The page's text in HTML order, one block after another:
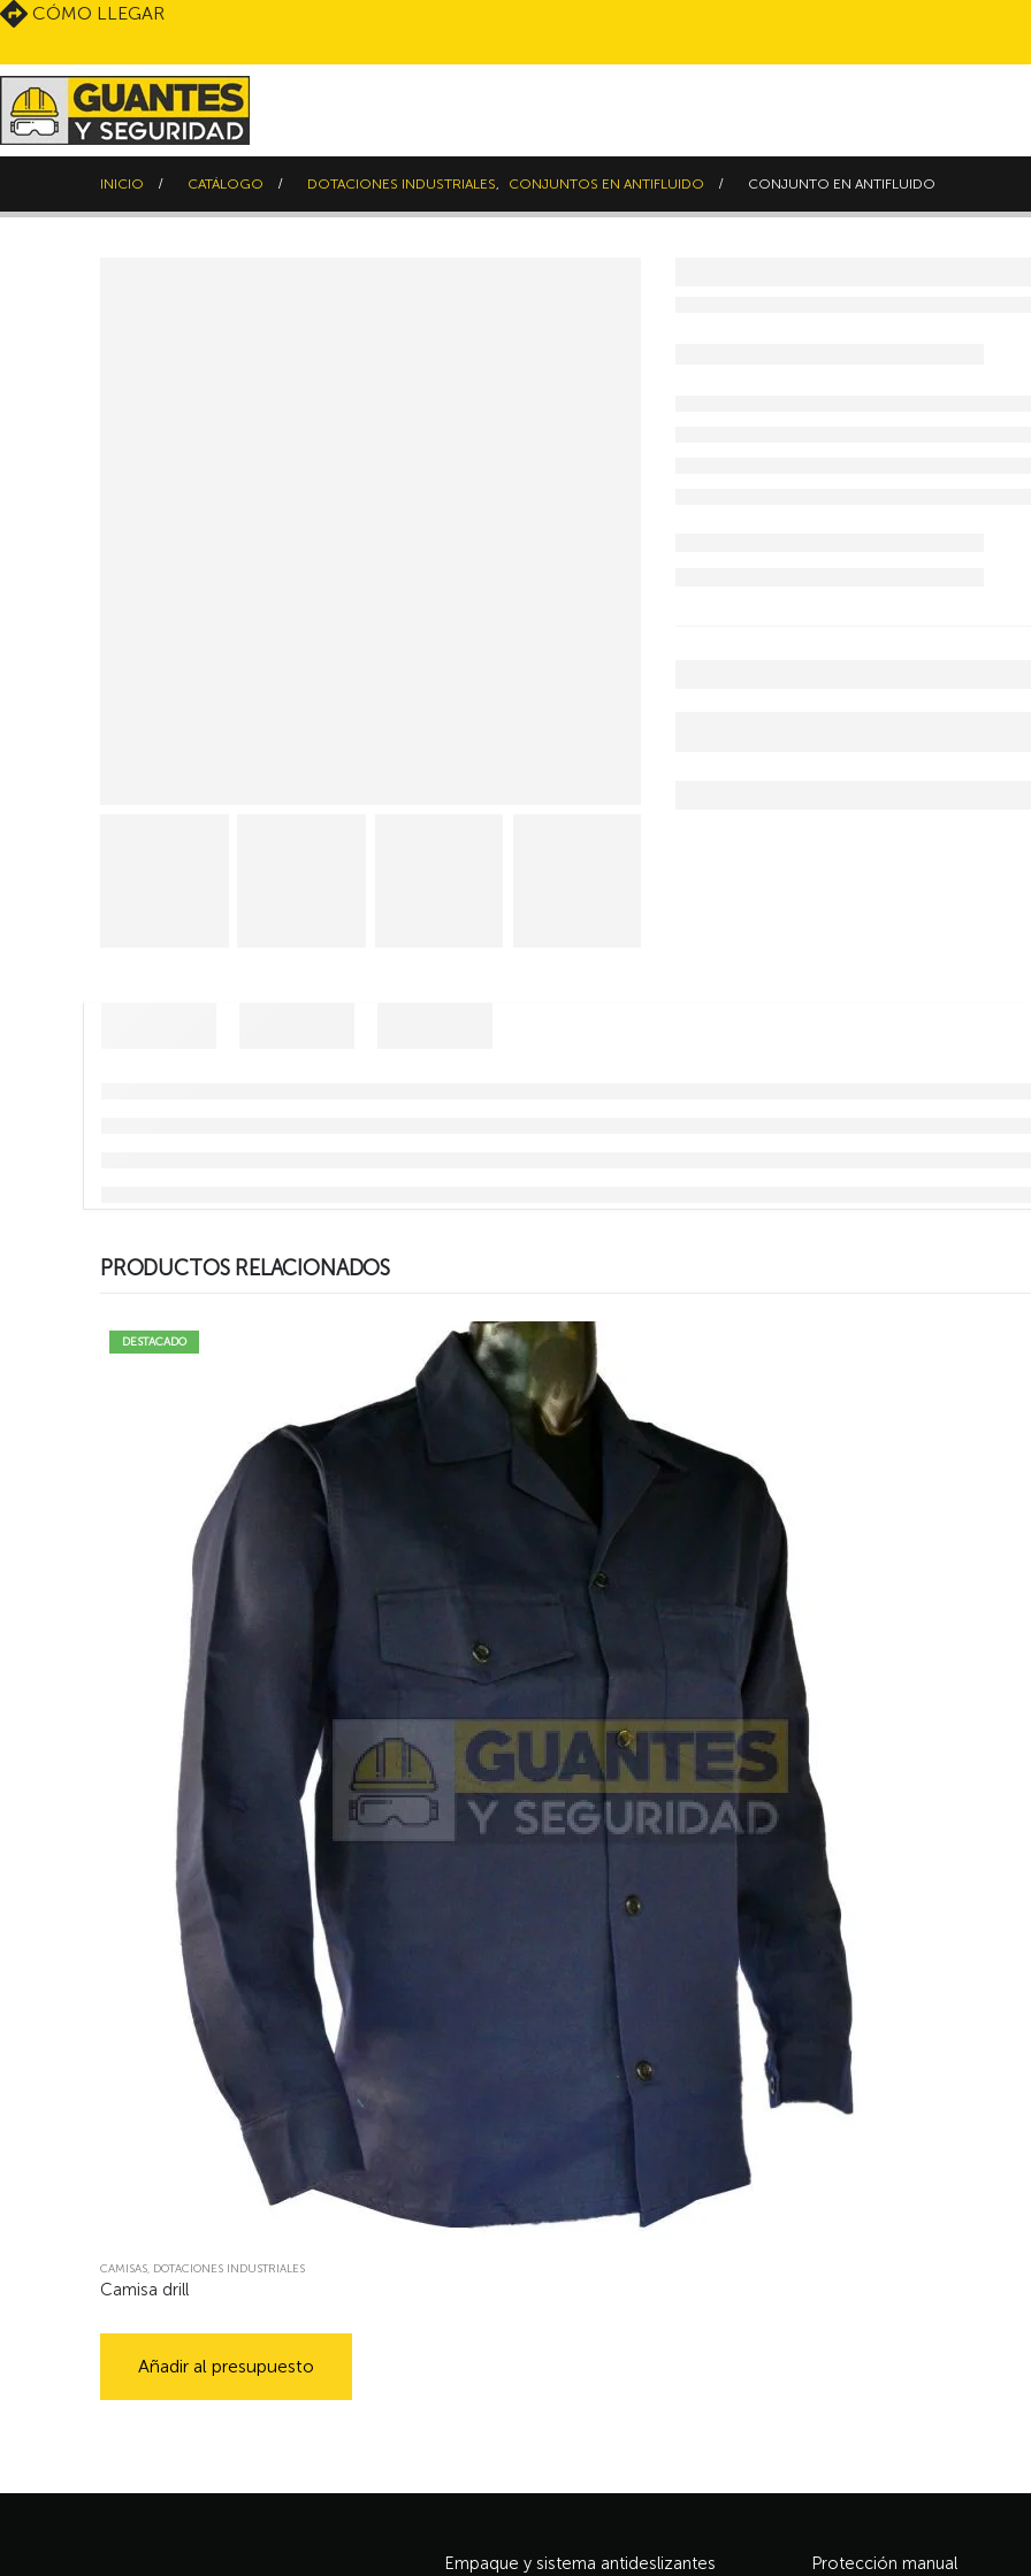
CÓMO LLEGAR
INICIO CATÁLOGO DOTACIONES INDUSTRIALES, CONJUNTOS EN ANTIFLUIDO CONJUNTO EN ANTIFLUIDO
PRODUCTOS RELACIONADOS
DESTACADO
CAMISAS, DOTACIONES INDUSTRIALES
Camisa drill
Añadir al presupuesto
Empaque y sistema antideslizantes Protección manual